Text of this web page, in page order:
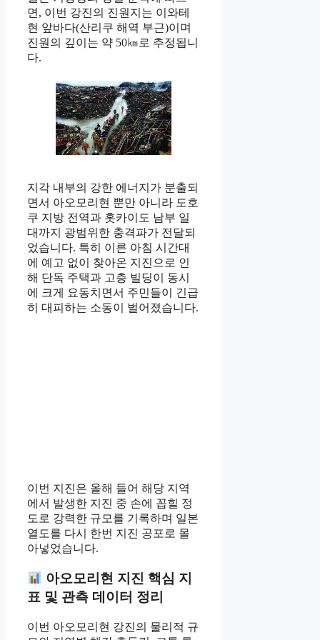
면, 이번 강진의 진원지는 이와테
현 앞바다(산리쿠 해역 부근)이며
진원의 깊이는 약 50㎞로 추정됩니
다.
지각 내부의 강한 에너지가 분출되
면서 아오모리현 뿐만 아니라 도호
쿠 지방 전역과 홋카이도 남부 일
대까지 광범위한 충격파가 전달되
었습니다. 특히 이른 아침 시간대
에 예고 없이 찾아온 지진으로 인
해 단독 주택과 고층 빌딩이 동시
에 크게 요동치면서 주민들이 긴급
히 대피하는 소동이 벌어졌습니다.
이번 지진은 올해 들어 해당 지역
에서 발생한 지진 중 손에 꼽힐 정
도로 강력한 규모를 기록하며 일본
열도를 다시 한번 지진 공포로 몰
아넣었습니다.
아오모리현 지진 핵심 지
표 및 관측 데이터 정리
이번 아오모리현 강진의 물리적 규